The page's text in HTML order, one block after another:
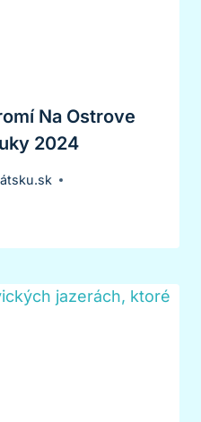
Na Ostrove
2024